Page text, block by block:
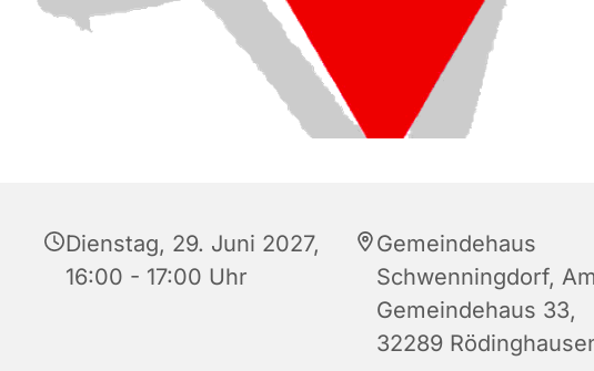
Dienstag, 29. Juni 2027,
16:00 - 17:00 Uhr
Gemeindehaus
Schwenningdorf,
Gemeindehaus 33,
32289